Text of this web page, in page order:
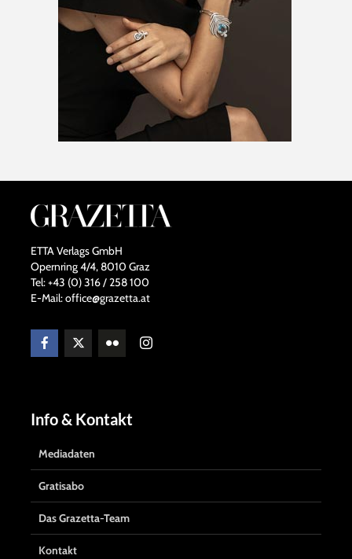
ETTA Verlags GmbH
Opernring 4/4, 8010 Graz
Tel: +43 (0) 316 / 258 100
E-Mail: office@grazetta.at
Info & Kontakt
Mediadaten
Gratisabo
Das Grazetta-Team
Kontakt